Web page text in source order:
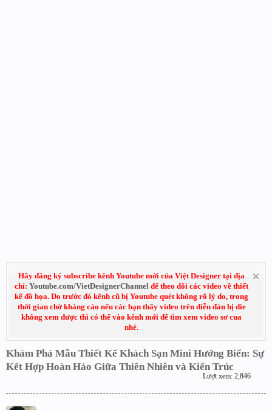
Hãy đăng ký subscribe kênh Youtube mới của Việt Designer tại địa
chỉ: Youtube.com/VietDesignerChannel để theo dõi các video về thiết
kế đồ họa. Do trước đó kênh cũ bị Youtube quét không rõ lý do, trong
thời gian chờ kháng cáo nếu các bạn thấy video trên diễn đàn bị die
không xem được thì có thể vào kênh mới để tìm xem video sơ cua
nhé.
Khám Phá Mẫu Thiết Kế Khách Sạn Mini Hướng Biển: Sự
Kết Hợp Hoàn Hảo Giữa Thiên Nhiên và Kiến Trúc
Lượt xem: 2,846